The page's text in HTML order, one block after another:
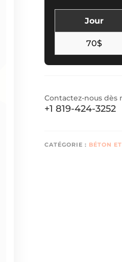
Jour
70$
Contactez-nous
+1 819-424-3252
CATÉGORIE : BÉTON